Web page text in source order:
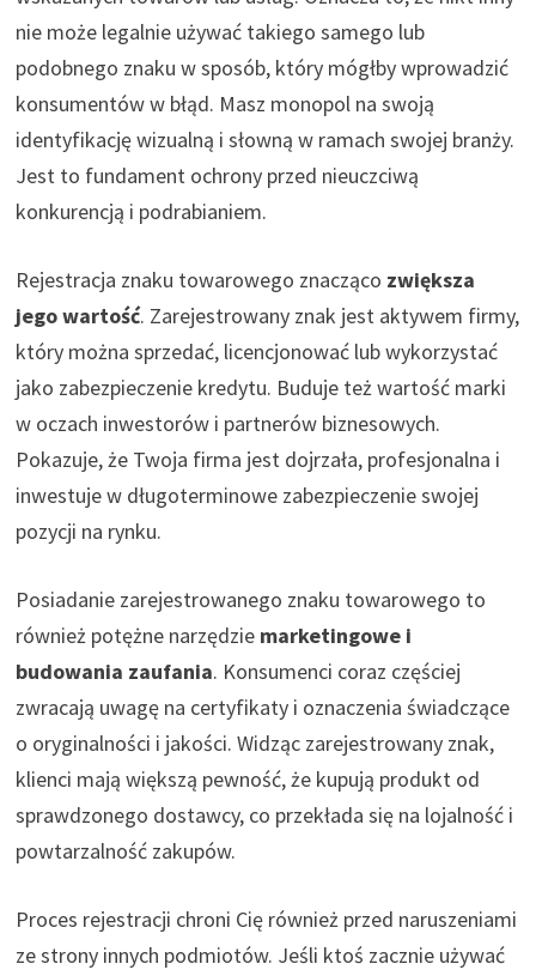
nie może legalnie używać takiego samego lub
podobnego znaku w sposób, który mógłby wprowadzić
konsumentów w błąd. Masz monopol na swoją
identyfikację wizualną i słowną w ramach swojej branży.
Jest to fundament ochrony przed nieuczciwą
konkurencją i podrabianiem.
Rejestracja znaku towarowego znacząco zwiększa
jego wartość. Zarejestrowany znak jest aktywem firmy,
który można sprzedać, licencjonować lub wykorzystać
jako zabezpieczenie kredytu. Buduje też wartość marki
w oczach inwestorów i partnerów biznesowych.
Pokazuje, że Twoja firma jest dojrzała, profesjonalna i
inwestuje w długoterminowe zabezpieczenie swojej
pozycji na rynku.
Posiadanie zarejestrowanego znaku towarowego to
również potężne narzędzie marketingowe i
budowania zaufania. Konsumenci coraz częściej
zwracają uwagę na certyfikaty i oznaczenia świadczące
o oryginalności i jakości. Widząc zarejestrowany znak,
klienci mają większą pewność, że kupują produkt od
sprawdzonego dostawcy, co przekłada się na lojalność i
powtarzalność zakupów.
Proces rejestracji chroni Cię również przed naruszeniami
ze strony innych podmiotów. Jeśli ktoś zacznie używać